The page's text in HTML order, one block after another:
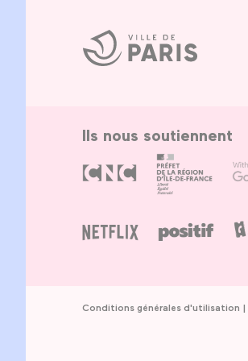
Ville
de
Paris
Ils nous soutiennent
Conditions générales d'utilisation